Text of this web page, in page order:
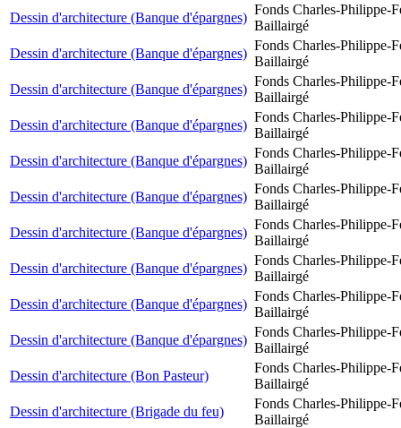
Dessin d'architecture (Banque d'épargnes)
Fonds Charles-Philippe-
Baillairgé
Dessin d'architecture (Banque d'épargnes)
Fonds Charles-Philippe-
Baillairgé
Dessin d'architecture (Banque d'épargnes)
Fonds Charles-Philippe-
Baillairgé
Dessin d'architecture (Banque d'épargnes)
Fonds Charles-Philippe-
Baillairgé
Dessin d'architecture (Banque d'épargnes)
Fonds Charles-Philippe-
Baillairgé
Dessin d'architecture (Banque d'épargnes)
Fonds Charles-Philippe-
Baillairgé
Dessin d'architecture (Banque d'épargnes)
Fonds Charles-Philippe-
Baillairgé
Dessin d'architecture (Banque d'épargnes)
Fonds Charles-Philippe-
Baillairgé
Dessin d'architecture (Banque d'épargnes)
Fonds Charles-Philippe-
Baillairgé
Dessin d'architecture (Banque d'épargnes)
Fonds Charles-Philippe-
Baillairgé
Dessin d'architecture (Bon Pasteur)
Fonds Charles-Philippe-
Baillairgé
Dessin d'architecture (Brigade du feu)
Fonds Charles-Philippe-
Baillairgé